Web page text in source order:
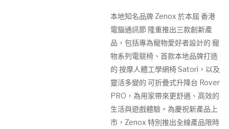
本地知名品牌 Zenox 於本屆 香港
電腦通訊節 隆重推出三款創新產
品，包括專為寵物愛好者設計的 寵
物系列電競椅、首款本地品牌打造
的 按摩人體工學網椅 Satori，以及
靈活多變的 可折疊式升降台 Rover
PRO，為用家帶來更舒適、高效的
生活與遊戲體驗。為慶祝新產品上
市，Zenox 特別推出全線產品限時